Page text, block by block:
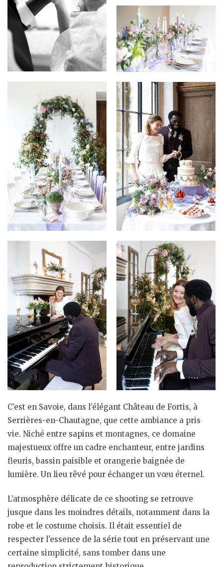
C’est en Savoie, dans l’élégant Château de Fortis, à
Serrières-en-Chautagne, que cette ambiance a pris
vie. Niché entre sapins et montagnes, ce domaine
majestueux offre un cadre enchanteur, entre jardins
fleuris, bassin paisible et orangerie baignée de
lumière. Un lieu rêvé pour échanger un vœu éternel.
L’atmosphère délicate de ce shooting se retrouve
jusque dans les moindres détails, notamment dans la
robe et le costume choisis. Il était essentiel de
respecter l’essence de la série tout en préservant une
certaine simplicité, sans tomber dans une